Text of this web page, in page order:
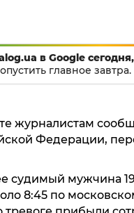
в Google сегодня,
главное завтра.
журналистам
Федерации,
судимый мужчина
8:45 по